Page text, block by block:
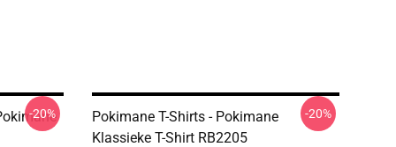
-20%
Pokimane T-Shirts - Pokimane
Klassieke T-Shirt RB2205
-20%